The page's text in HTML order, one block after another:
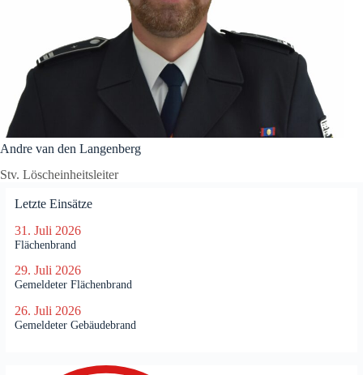
Andre van den Langenberg
Stv. Löscheinheitsleiter
Letzte Einsätze
31. Juli 2026
Flächenbrand
29. Juli 2026
Gemeldeter Flächenbrand
26. Juli 2026
Gemeldeter Gebäudebrand